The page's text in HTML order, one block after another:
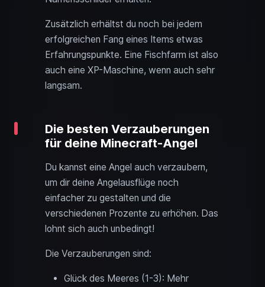
Zusätzlich erhältst du noch bei jedem
erfolgreichen Fang eines Items etwas
Erfahrungspunkte. Eine Fischfarm ist also
auch eine XP-Maschine, wenn auch sehr
langsam.
Die besten Verzauberungen
für deine Minecraft-Angel
Du kannst eine Angel auch verzaubern,
um dir deine Angelausflüge noch
einfacher zu gestalten und die
verschiedenen Prozente zu erhöhen. Das
lohnt sich auch unbedingt!
Die Verzauberungen sind:
Glück des Meeres (1-3): Mehr